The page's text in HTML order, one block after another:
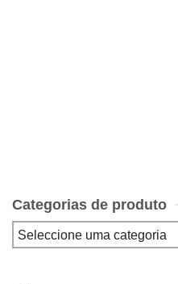
Categorias de produto